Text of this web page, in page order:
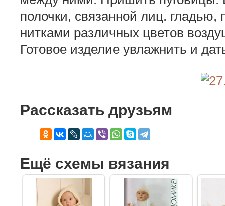
полочки, связанной лиц.
нитками различных цветов
Готовое изделие увлажнить и
Рассказать друзьям
Ещё схемы вязания